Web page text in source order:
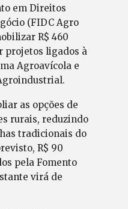
em Direitos
(FIDC Agro
R$ 460
projetos ligados à
Agroavícola e
as opções de
rurais, reduzindo
tradicionais do
R$ 90
pela Fomento
virá de